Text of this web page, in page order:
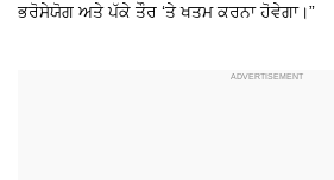
ਭਰੋਸੇਯੋਗ ਅਤੇ ਪੱਕੇ ਤੌਰ ‘ਤੇ ਖਤਮ ਕਰਨਾ ਹੋਵੇਗਾ।”